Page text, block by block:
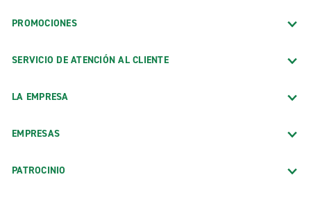
PROMOCIONES
SERVICIO DE ATENCIÓN AL CLIENTE
LA EMPRESA
EMPRESAS
PATROCINIO